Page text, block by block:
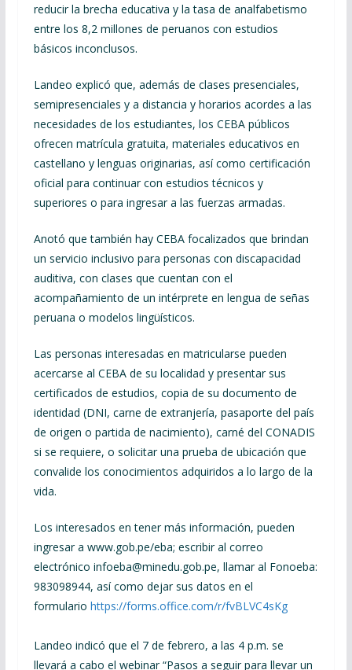
reducir la brecha educativa y la tasa de analfabetismo
entre los 8,2 millones de peruanos con estudios
básicos inconclusos.
Landeo explicó que, además de clases presenciales,
semipresenciales y a distancia y horarios acordes a las
necesidades de los estudiantes, los CEBA públicos
ofrecen matrícula gratuita, materiales educativos en
castellano y lenguas originarias, así como certificación
oficial para continuar con estudios técnicos y
superiores o para ingresar a las fuerzas armadas.
Anotó que también hay CEBA focalizados que brindan
un servicio inclusivo para personas con discapacidad
auditiva, con clases que cuentan con el
acompañamiento de un intérprete en lengua de señas
peruana o modelos lingüísticos.
Las personas interesadas en matricularse pueden
acercarse al CEBA de su localidad y presentar sus
certificados de estudios, copia de su documento de
identidad (DNI, carne de extranjería, pasaporte del país
de origen o partida de nacimiento), carné del CONADIS
si se requiere, o solicitar una prueba de ubicación que
convalide los conocimientos adquiridos a lo largo de la
vida.
Los interesados en tener más información, pueden
ingresar a www.gob.pe/eba; escribir al correo
electrónico infoeba@minedu.gob.pe, llamar al Fonoeba:
983098944, así como dejar sus datos en el
formulario https://forms.office.com/r/fvBLVC4sKg
Landeo indicó que el 7 de febrero, a las 4 p.m. se
llevará a cabo el webinar “Pasos a seguir para llevar un